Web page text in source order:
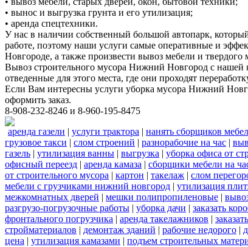
• вынос и выгрузка грунта и его утилизация;
• аренда спецтехники.
У нас в наличии собственный большой автопарк,
работе, поэтому наши услуги самые оперативные и
Новгороде, а также произвести вывоз мебели и
Вывоз строительного мусора Нижний Новгород с нашей
отведенные для этого места, где они проходят
Если Вам интересны услуги уборка мусора Нижний
оформить заказ.
8-908-232-8246 и 8-960-195-8475
аренда газели | услуги трактора | нанять сборщиков
грузовое такси | слом строений | разнорабочие на час |
газель | утилизация ванны | выгрузка | уборка офиса от
офисный переезд | аренда камаза | сборщики мебели на
от строительного мусора | картон | такелаж | слом
мебели с грузчиками нижний новгород | утилизация
межкомнатных дверей | мешки полипропиленовые |
разгрузо-погрузочные работы | уборка дачи | заказать
фронтального погрузчика | аренда такелажников |
стройматериалов | демонтаж зданий | рабочие недорого |
цена | утилизация камазами | подъем строительных